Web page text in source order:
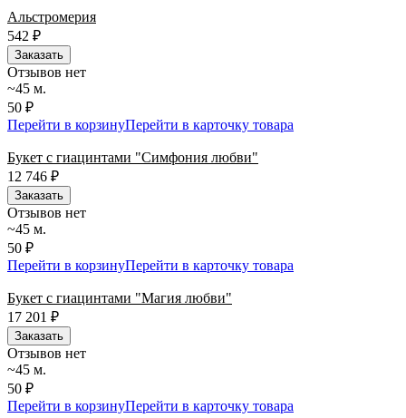
Альстромерия
542 ₽
Заказать
Отзывов нет
~45 м.
50 ₽
Перейти в корзинуПерейти в карточку товара
Букет с гиацинтами "Симфония любви"
12 746 ₽
Заказать
Отзывов нет
~45 м.
50 ₽
Перейти в корзинуПерейти в карточку товара
Букет с гиацинтами "Магия любви"
17 201
₽
Заказать
Отзывов нет
~45 м.
50 ₽
Перейти в корзинуПерейти в карточку товара